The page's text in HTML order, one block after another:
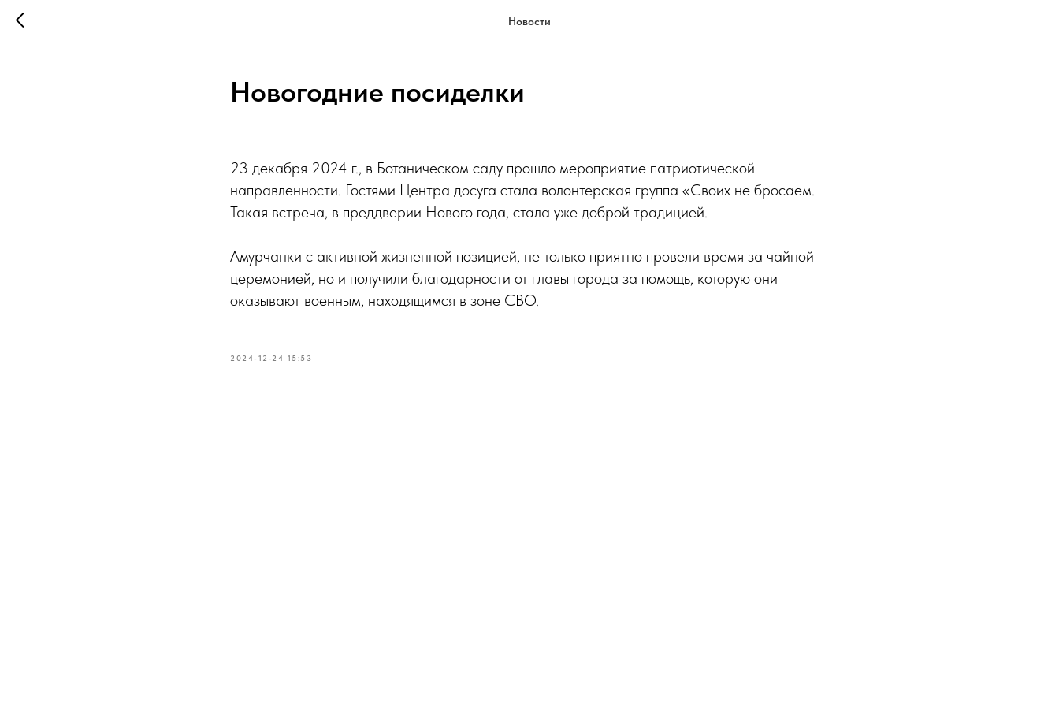
Новости
Новогодние посиделки
23 декабря 2024 г., в Ботаническом саду прошло мероприятие патриотической
направленности. Гостями Центра досуга стала волонтерская группа «Своих не бросаем.
Такая встреча, в преддверии Нового года, стала уже доброй традицией.
Амурчанки с активной жизненной позицией, не только приятно провели время за чайной
церемонией, но и получили благодарности от главы города за помощь, которую они
оказывают военным, находящимся в зоне СВО.
2024-12-24 15:53